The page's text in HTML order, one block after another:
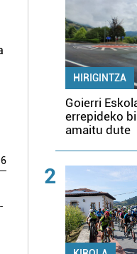
HIRIGINTZA
Goierri
errepideko
amaitu dute
2